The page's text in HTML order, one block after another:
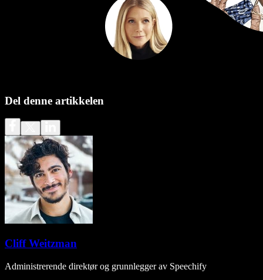
Del denne artikkelen
Cliff Weitzman
Administrerende direktør og grunnlegger av Speechify